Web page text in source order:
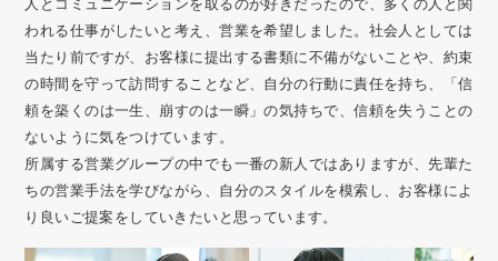
人とコミュニケーションを取るのが好きだったので、多くの人と関
われる仕事がしたいと考え、営業を希望しました。社会人としては
当たり前ですが、お客様に提出する書類に不備がないことや、約束
の時間を守って訪問することなど、自分の行動に責任を持ち、「信
頼を築くのは一生、崩すのは一瞬」の気持ちで、信頼を失うことの
ないように気をつけています。
所属する営業グループの中でも一番の新人ではありますが、先輩た
ちの営業手法を学びながら、自分のスタイルを模索し、お客様によ
り良いご提案をしていきたいと思っています。